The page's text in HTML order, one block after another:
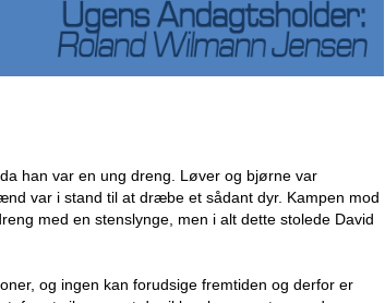
han var en ung dreng. Løver og bjørne var
var i stand til at dræbe et sådant dyr. Kampen mod
med en stenslynge, men i alt dette stolede David
og ingen kan forudsige fremtiden og derfor er